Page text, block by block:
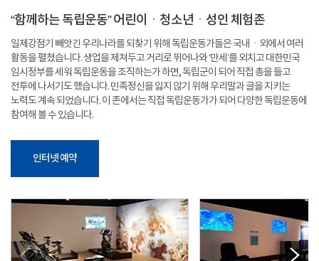
“함께하는 독립운동” 어린이ㆍ청소년ㆍ성인 체험존
일제강점기 빼앗긴 우리나라를 되찾기 위해 독립운동가들은 국내ㆍ외에서 여러
활동을 펼쳤습니다. 생업을 제쳐두고 거리로 뛰어나와 ‘만세’를 외치고 대한민국
임시정부를 세워 독립운동을 조직하는가 하면, 독립군이 되어 직접 총을 들고
전투에 나서기도 했습니다. 민족정신을 잃지 않기 위해 우리말과 글을 지키는
노력도 계속 되었습니다. 이 존에서는 직접 독립운동가가 되어 다양한 독립운동에
참여해 볼 수 있습니다.
인터넷 예약